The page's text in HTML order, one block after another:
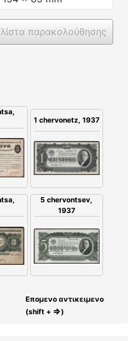
παρακολούθησης
1 chervonetz, 1937
5 chervontsev,
1937
Επομενο αντικειμενο
(shift + ⇒)